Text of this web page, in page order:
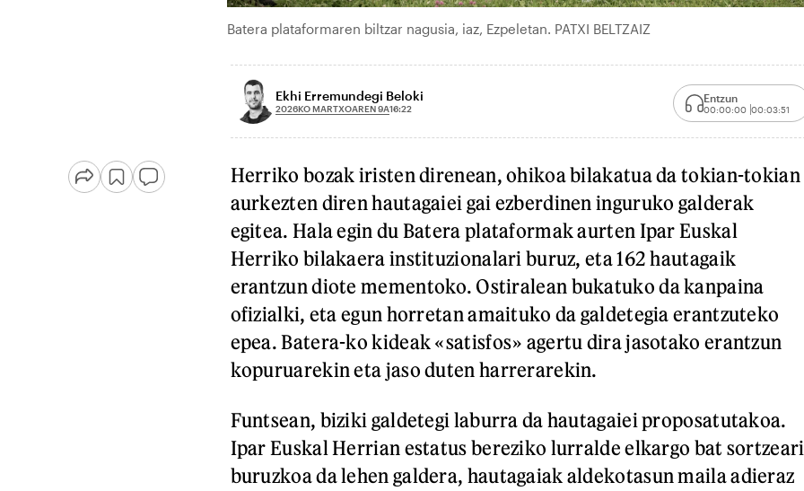
Batera plataformaren biltzar nagusia, iaz, Ezpeletan. PATXI BELTZAIZ
Ekhi Erremundegi Beloki
2026KO MARTXOAREN 9A16:22
Entzun
00:00:00 00:03:51
Herriko bozak iristen direnean, ohikoa bilakatua da tokian-tokian
aurkezten diren hautagaiei gai ezberdinen inguruko galderak
egitea. Hala egin du Batera plataformak aurten Ipar Euskal
Herriko bilakaera instituzionalari buruz, eta 162 hautagaik
erantzun diote mementoko. Ostiralean bukatuko da kanpaina
ofizialki, eta egun horretan amaituko da galdetegia erantzuteko
epea. Batera-ko kideak «satisfos» agertu dira jasotako erantzun
kopuruarekin eta jaso duten harrerarekin.
Funtsean, biziki galdetegi laburra da hautagaiei proposatutakoa.
Ipar Euskal Herrian estatus bereziko lurralde elkargo bat sortzeari
buruzkoa da lehen galdera, hautagaiak aldekotasun maila adieraz